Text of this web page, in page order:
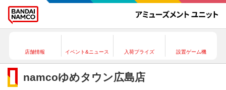
店舗情報 イベント&ニュース 入荷プライズ 設置ゲーム機
namcoゆめタウン広島店